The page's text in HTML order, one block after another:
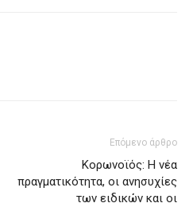
Επόμενο άρθρο
Κορωνοϊός: Η νέα
πραγματικότητα, οι ανησυχίες
των ειδικών και οι